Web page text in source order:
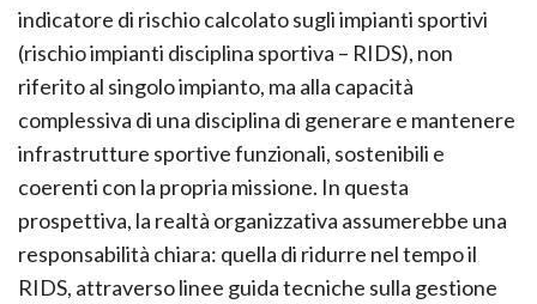
indicatore di rischio calcolato sugli impianti sportivi
(rischio impianti disciplina sportiva – RIDS), non
riferito al singolo impianto, ma alla capacità
complessiva di una disciplina di generare e mantenere
infrastrutture sportive funzionali, sostenibili e
coerenti con la propria missione. In questa
prospettiva, la realtà organizzativa assumerebbe una
responsabilità chiara: quella di ridurre nel tempo il
RIDS, attraverso linee guida tecniche sulla gestione